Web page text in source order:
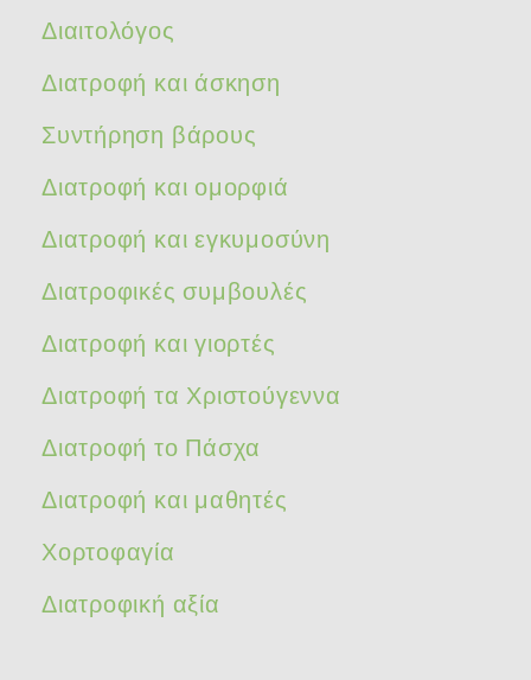
Διαιτολόγος
Διατροφή και άσκηση
Συντήρηση βάρους
Διατροφή και ομορφιά
Διατροφή και εγκυμοσύνη
Διατροφικές συμβουλές
Διατροφή και γιορτές
Διατροφή τα Χριστούγεννα
Διατροφή το Πάσχα
Διατροφή και μαθητές
Χορτοφαγία
Διατροφική αξία